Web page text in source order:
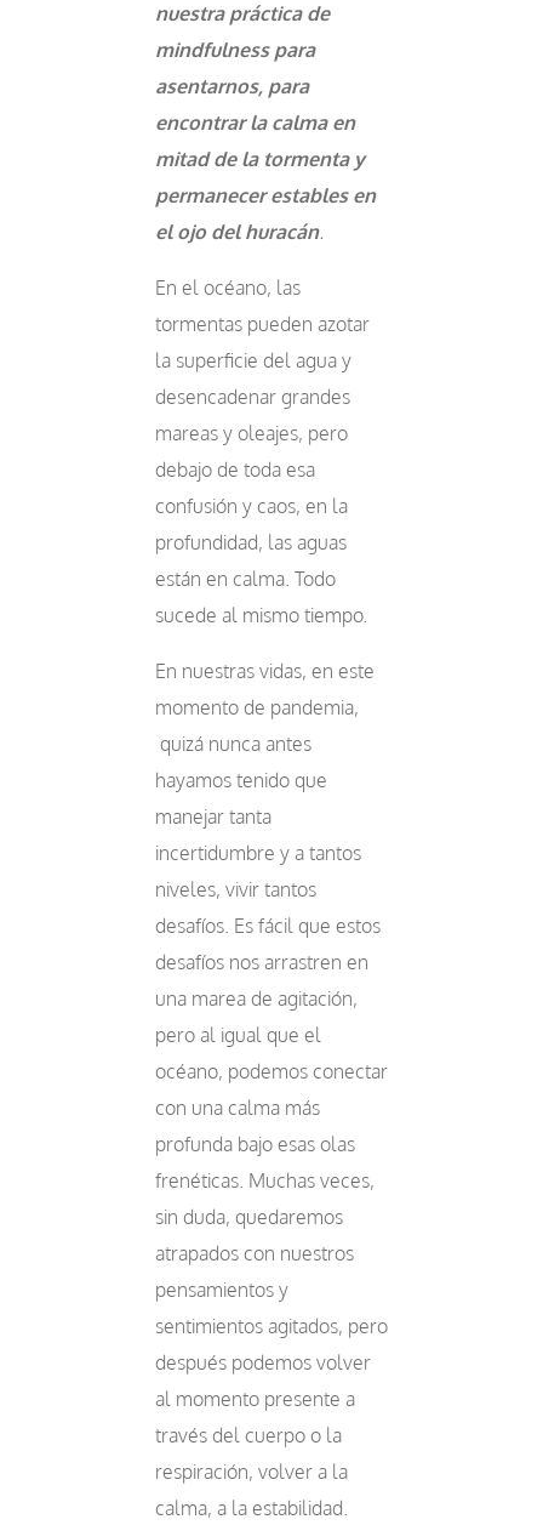
nuestra práctica de
mindfulness para
asentarnos, para
encontrar la calma en
mitad de la tormenta y
permanecer estables en
el ojo del huracán.
En el océano, las
tormentas pueden azotar
la superficie del agua y
desencadenar grandes
mareas y oleajes, pero
debajo de toda esa
confusión y caos, en la
profundidad, las aguas
están en calma. Todo
sucede al mismo tiempo.
En nuestras vidas, en este
momento de pandemia,
quizá nunca antes
hayamos tenido que
manejar tanta
incertidumbre y a tantos
niveles, vivir tantos
desafíos. Es fácil que estos
desafíos nos arrastren en
una marea de agitación,
pero al igual que el
océano, podemos conectar
con una calma más
profunda bajo esas olas
frenéticas. Muchas veces,
sin duda, quedaremos
atrapados con nuestros
pensamientos y
sentimientos agitados, pero
después podemos volver
al momento presente a
través del cuerpo o la
respiración, volver a la
calma, a la estabilidad.